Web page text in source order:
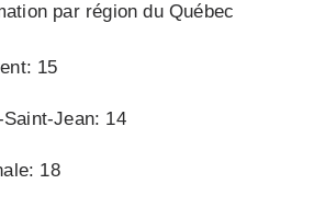
par région du Québec
15
Jean: 14
18